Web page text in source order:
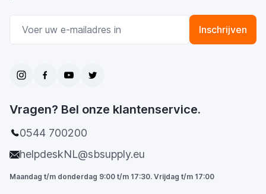
Inschrijven
Vragen? Bel onze klantenservice.
0544 700200
helpdeskNL@sbsupply.eu
Maandag t/m donderdag 9:00 t/m 17:30. Vrijdag t/m 17:00